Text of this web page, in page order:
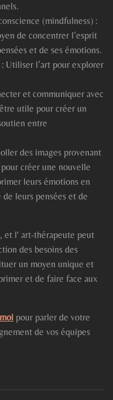
(mindfulness) :
de concentrer l’esprit
et de ses émotions.
Utiliser l’art pour explorer
et communiquer avec
utile pour créer un
entre
des images provenant
créer une nouvelle
leurs émotions en
leurs pensées et de
et l' art-thérapeute peut
des besoins des
un moyen unique et
et de faire face aux
pour parler de votre
de vos équipes